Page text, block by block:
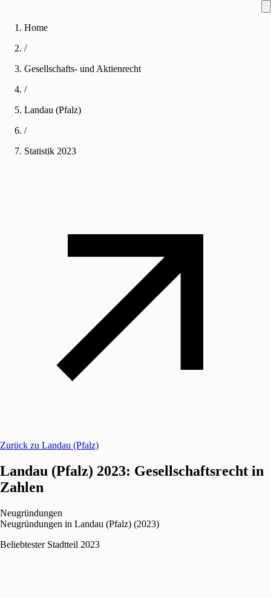
Home
/
Gesellschafts- und Aktienrecht
/
Landau (Pfalz)
/
Statistik 2023
Zurück zu Landau (Pfalz)
Landau (Pfalz) 2023: Gesellschaftsrecht in
Zahlen
Neugründungen
Neugründungen in Landau (Pfalz) (2023)
Beliebtester Stadtteil 2023